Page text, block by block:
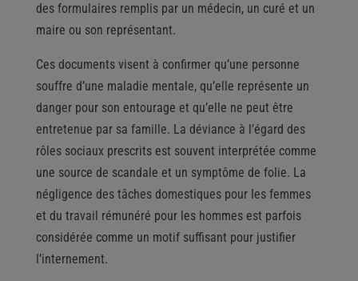
des formulaires remplis par un médecin, un curé et un
maire ou son représentant.
Ces documents visent à confirmer qu’une personne
souffre d’une maladie mentale, qu’elle représente un
danger pour son entourage et qu’elle ne peut être
entretenue par sa famille. La déviance à l’égard des
rôles sociaux prescrits est souvent interprétée comme
une source de scandale et un symptôme de folie. La
négligence des tâches domestiques pour les femmes
et du travail rémunéré pour les hommes est parfois
considérée comme un motif suffisant pour justifier
l’internement.